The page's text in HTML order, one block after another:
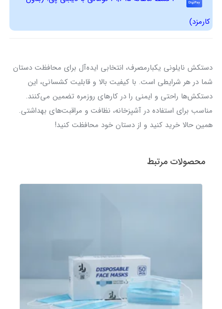
کارمزد)
دستکش نایلونی یکبارمصرف، انتخابی ایده‌آل برای محافظت دستان
شما در هر شرایطی است. با کیفیت بالا و قابلیت کشسانی، این
دستکش‌ها راحتی و ایمنی را در کارهای روزمره تضمین می‌کنند.
مناسب برای استفاده در آشپزخانه، نظافت و مراقبت‌های بهداشتی.
همین حالا خرید کنید و از دستان خود محافظت کنید!
محصولات مرتبط